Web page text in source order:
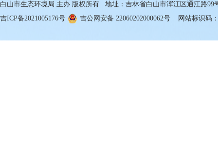
白山市生态环境局 主办 版权所有 地址：吉林省白山市浑江区通江路99
吉ICP备2021005176号
吉公网安备 22060202000062号 网站标识码